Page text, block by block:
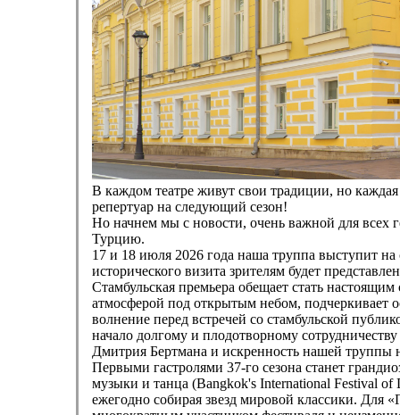
В каждом театре живут свои традиции, но
репертуар на следующий сезон!
Но начнем мы с новости, очень важной для всех
Турцию.
17 и 18 июля 2026 года наша труппа выступит
исторического визита зрителям будет
Стамбульская премьера обещает стать
атмосферой под открытым небом, подчеркивает
волнение перед встречей со стамбульской
начало долгому и плодотворному
Дмитрия Бертмана и искренность нашей труппы
Первыми гастролями 37-го сезона станет
музыки и танца (Bangkok's International Festival
ежегодно собирая звезд мировой классики.